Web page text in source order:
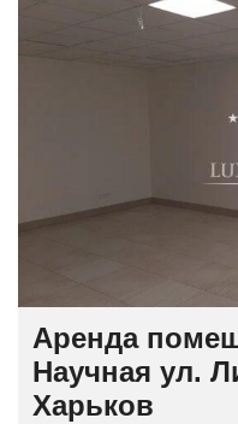
Аренда
Научная ул.
Харьков